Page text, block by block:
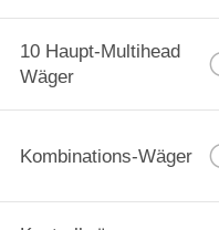
10 Haupt-Multihead
Wäger
Kombinations-Wäger